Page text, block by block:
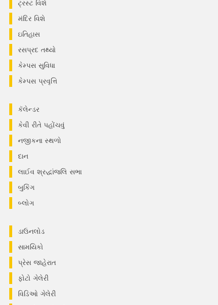
ટ્રસ્ટ વિશે
મંદિર વિશે
ઇતિહાસ
રસપ્રદ તથ્યો
કેમ્પસ સુવિધા
કેમ્પસ પ્રવૃત્તિ
કૅલેન્ડર
કેવી રીતે પહોંચવું
નજીકના સ્થળો
દાન
લાઈવ શ્રદ્ધાંજલિ સભા
બુકિંગ
બ્લોગ
ડાઉનલોડ
સામયિકો
પ્રેસ જાહેરાત
ફોટો ગેલેરી
વિડિઓ ગેલેરી